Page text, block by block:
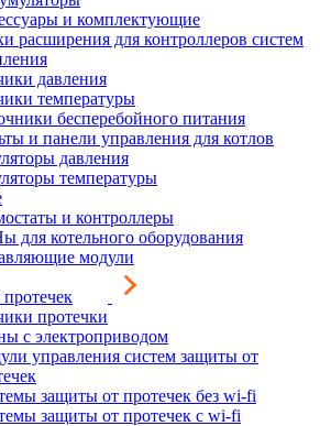
и комплектующие
расширения для контроллеров систем
давления
температуры
бесперебойного питания
и панели управления для котлов
давления
температуры
и контроллеры
для котельного оборудования
модули
протечки
с электроприводом
управления систем защиты от
защиты от протечек без wi-fi
защиты от протечек с wi-fi